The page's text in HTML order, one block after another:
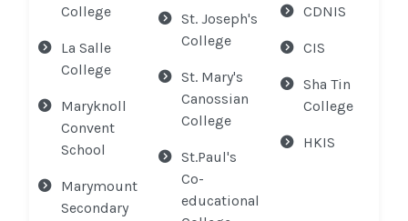
College
La Salle
College
Maryknoll
Convent
School
Marymount
Secondary
St. Joseph's
College
St. Mary's
Canossian
College
St.Paul's
Co-
educational
CDNIS
CIS
Sha Tin
College
HKIS